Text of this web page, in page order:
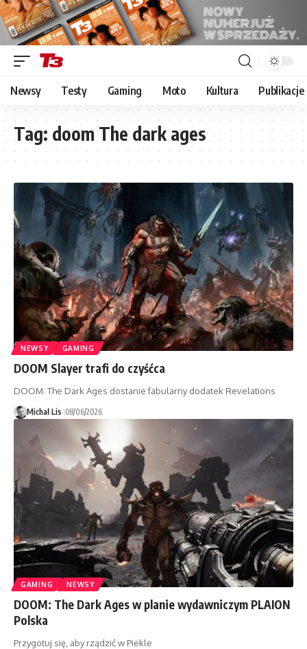
Newsy Testy Gaming Moto Kultura Publikacje
Tag: doom The dark ages
NEWSY GAMING
DOOM Slayer trafi do czyśćca
DOOM: The Dark Ages dostanie fabularny dodatek Revelations
Michał Lis 08/06/2026
GAMING NEWSY
DOOM: The Dark Ages w planie wydawniczym PLAION
Polska
Przygotuj się, aby rządzić w Piekle